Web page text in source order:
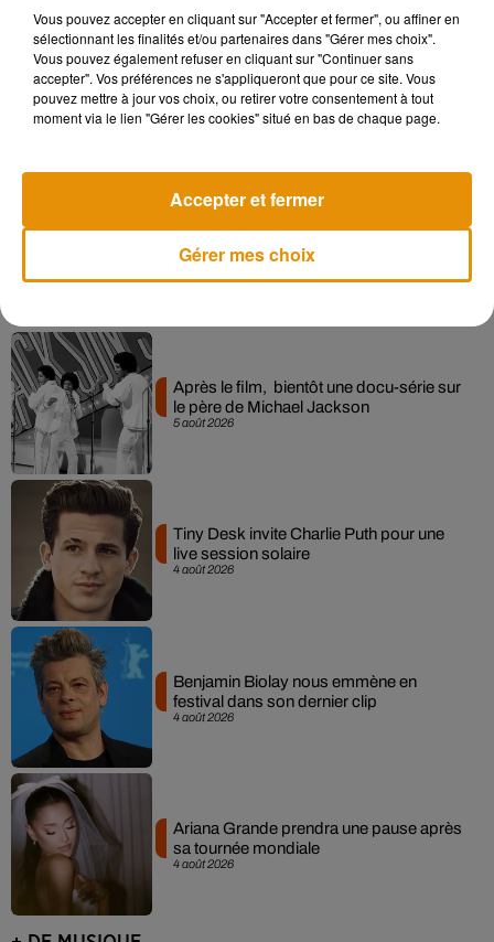
Musique
Pomme emprunte le décor de l’émission
« Loups Garous » pour son...
interprétée lors des...
5 août 2026
Après le film, bientôt une docu-série sur
le père de Michael Jackson
4 août 2026
Tiny Desk invite Charlie Puth pour une
live session solaire
4 août 2026
Benjamin Biolay nous emmène en
festival dans son dernier clip
4 août 2026
Ariana Grande prendra une pause après
sa tournée mondiale
Vous pouvez accepter en cliquant sur "Accepter et fermer", ou affiner en
sélectionnant les finalités et/ou partenaires dans "Gérer mes choix".
Vous pouvez également refuser en cliquant sur "Continuer sans
accepter". Vos préférences ne s'appliqueront que pour ce site. Vous
pouvez mettre à jour vos choix, ou retirer votre consentement à tout
moment via le lien "Gérer les cookies" situé en bas de chaque page.
Gérer mes choix
Accepter et fermer